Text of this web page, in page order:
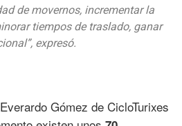
de movernos, incrementar la
tiempos de traslado, ganar
expresó.
Gómez de CicloTurixes